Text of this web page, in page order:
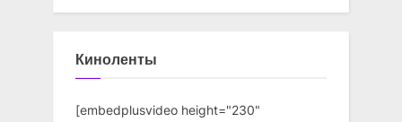
Киноленты
[embedplusvideo height="230"